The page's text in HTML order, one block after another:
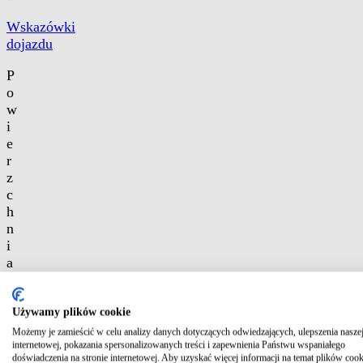
Wskazówki
dojazdu
P
o
w
i
e
r
z
c
h
n
i
a
0
y
Używamy plików cookie
Możemy je zamieścić w celu analizy danych dotyczących odwiedzających, ulepszenia
internetowej, pokazania spersonalizowanych treści i zapewnienia Państwu wspaniałego
doświadczenia na stronie internetowej. Aby uzyskać więcej informacji na temat plików